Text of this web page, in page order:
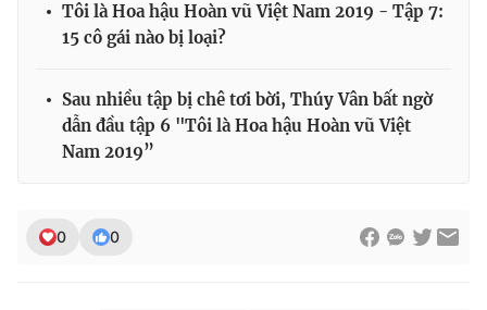
Tôi là Hoa hậu Hoàn vũ Việt Nam 2019 - Tập 7:
15 cô gái nào bị loại?
Sau nhiều tập bị chê tơi bời, Thúy Vân bất ngờ
dẫn đầu tập 6 "Tôi là Hoa hậu Hoàn vũ Việt
Nam 2019”
0 0